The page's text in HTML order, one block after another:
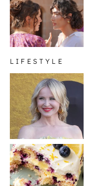
LIFESTYLE